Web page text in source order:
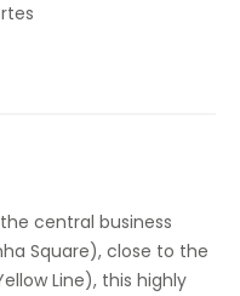
central business
Square), close to the
Line), this highly